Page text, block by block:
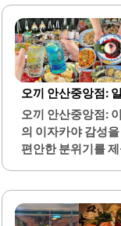
노미야끼 등 여러
비가 뛰어난 안주
매장 앞에는 주차
니다. 또한, 직원들
한 서비스를 제공
지 운영되어, 일과
다. 이자카야의 특
준비되어 있어, 소
하게 만들어..
오끼 안산중앙점:
오끼 안산중앙점:
의 이자카야 감성
편안한 분위기를
테리어로 꾸며져
니다.또한, 직원들